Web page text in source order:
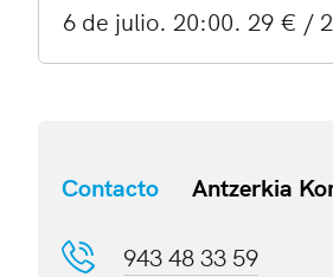
6 de julio. 20:00. 29 € /
Contacto Antzerkia
943 48 33 59